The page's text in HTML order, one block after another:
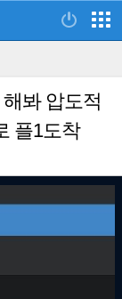
봐 압도적
플1도착